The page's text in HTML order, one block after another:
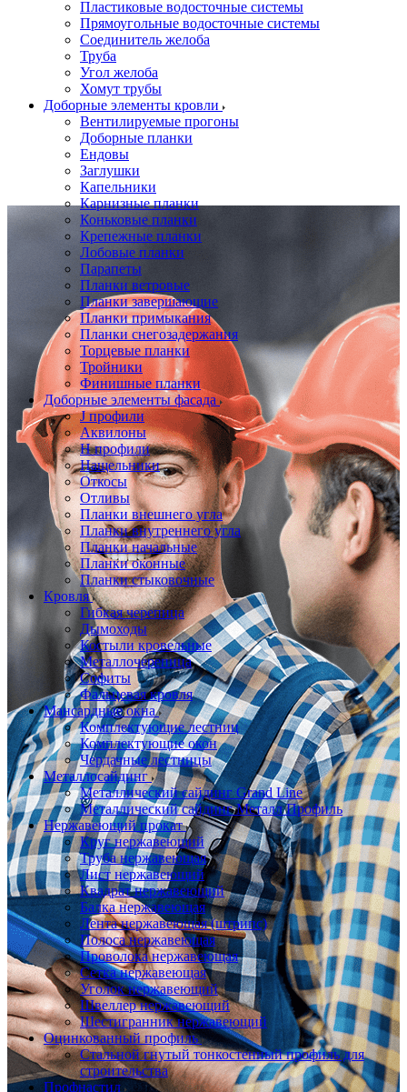
Пластиковые водосточные системы
Прямоугольные водосточные системы
Соединитель желоба
Труба
Угол желоба
Хомут трубы
Доборные элементы кровли
Вентилируемые прогоны
Доборные планки
Ендовы
Заглушки
Капельники
Карнизные планки
Коньковые планки
Крепежные планки
Лобовые планки
Парапеты
Планки ветровые
Планки завершающие
Планки примыкания
Планки снегозадержания
Торцевые планки
Тройники
Финишные планки
Доборные элементы фасада
J профили
Аквилоны
Н профили
Нащельники
Откосы
Отливы
Планки внешнего угла
Планки внутреннего угла
Планки начальные
Планки оконные
Планки стыковочные
Кровля
Гибкая черепица
Дымоходы
Костыли кровельные
Металлочерепица
Софиты
Фальцевая кровля
Мансардные окна
Комплектующие лестниц
Комплектующие окон
Чердачные лестницы
Металлосайдинг
Металлический сайдинг Grand Line
Металлический сайдинг Металл Профиль
Нержавеющий прокат
Круг нержавеющий
Труба нержавеющая
Лист нержавеющий
Квадрат нержавеющий
Балка нержавеющая
Лента нержавеющая (штрипс)
Полоса нержавеющая
Проволока нержавеющая
Сетка нержавеющая
Уголок нержавеющий
Швеллер нержавеющий
Шестигранник нержавеющий
Оцинкованный профиль
Стальной гнутый тонкостенный профиль для
строительства
Профнастил